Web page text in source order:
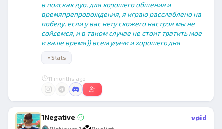
в поисках дуо, для хорошего общения и
времяпрепровождения, я играю расслаблено на
победу, если у вас нету схожего настроя мы не
сойдемся, и в таком случае не стоит тратить мое
и ваше время)) всем удачи и хорошего дня
▼Stats
11 months ago
1Negative
vøid